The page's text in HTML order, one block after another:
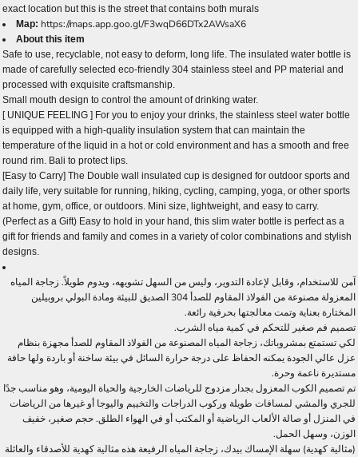
exact location but this is the street that contains both murals
Map: https://maps.app.goo.gl/F3wqD66DTx2AWsaX6
About this item
Safe to use, recyclable, not easy to deform, long life. The insulated water bottle is
made of carefully selected eco-friendly 304 stainless steel and PP material and
processed with exquisite craftsmanship.
Small mouth design to control the amount of drinking water.
[ UNIQUE FEELING ] For you to enjoy your drinks, the stainless steel water bottle
is equipped with a high-quality insulation system that can maintain the
temperature of the liquid in a hot or cold environment and has a smooth and free
round rim. Bali to protect lips.
[Easy to Carry] The Double wall insulated cup is designed for outdoor sports and
daily life, very suitable for running, hiking, cycling, camping, yoga, or other sports
at home, gym, office, or outdoors. Mini size, lightweight, and easy to carry.
(Perfect as a Gift) Easy to hold in your hand, this slim water bottle is perfect as a
gift for friends and family and comes in a variety of color combinations and stylish
designs.
آمن للاستخدام، وقابل لإعادة التدوير، وليس من السهل تشويهه، ويدوم طويلاً. زجاجة المياه
المعزولة مصنوعة من الفولاذ المقاوم للصدأ 304 الصديق للبيئة ومادة البولي بروبيلين
المختارة بعناية وتمت معالجتها بحرفية رائعة.
تصميم فم صغير للتحكم في كمية مياه الشرب.
لكي تستمتع بمشروباتك، زجاجة المياه المصنوعة من الفولاذ المقاوم للصدأ مجهزة بنظام
عزل عالي الجودة يمكنه الحفاظ على درجة حرارة السائل في بيئة ساخنة أو باردة ولها حافة
مستديرة ناعمة وحرة.
تم تصميم الكوب المعزول بجدار مزدوج للرياضات الخارجية والحياة اليومية، وهو مناسب جدًا
للجري والمشي لمسافات طويلة وركوب الدراجات والتخييم واليوجا أو غيرها من الرياضات
في المنزل أو صالة الألعاب الرياضية أو المكتب أو في الهواء الطلق. حجم صغير، خفيف
الوزن، وسهل الحمل.
(مثالية كهدية) سهلة الإمساك بيدك، زجاجة المياه الرفيعة هذه مثالية كهدية للأصدقاء والعائلة